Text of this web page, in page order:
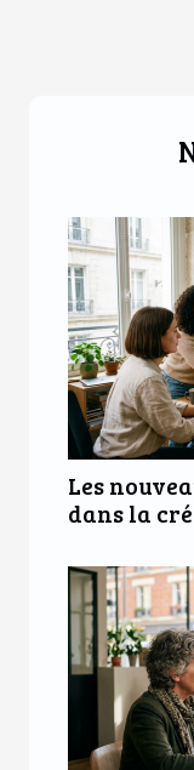
Les
dans la